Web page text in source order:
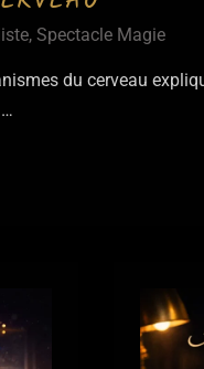
, Spectacle Magie
du cerveau